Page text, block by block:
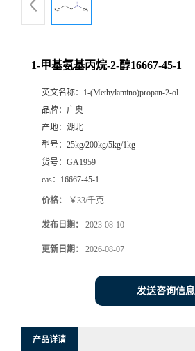
1-甲基氨基丙烷-2-醇16667-45-1
英文名称： 1-(Methylamino)propan-2-ol
品牌： 广奥
产地： 湖北
型号： 25kg/200kg/5kg/1kg
货号： GA1959
cas： 16667-45-1
价格： ￥33/千克
发布日期： 2023-08-10
更新日期： 2026-08-07
发送咨询信息
产品详请